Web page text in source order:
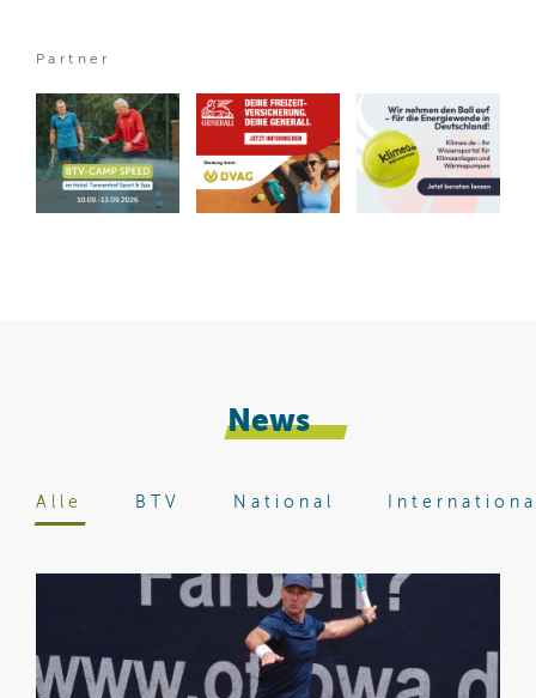
Partner
News
Alle BTV National